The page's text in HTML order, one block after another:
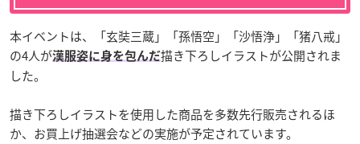
本イベントは、「玄奘三蔵」「孫悟空」「沙悟浄」「猪八戒」
の4人が漢服姿に身を包んだ描き下ろしイラストが公開されま
した。
描き下ろしイラストを使用した商品を多数先行販売されるほ
か、お買上げ抽選会などの実施が予定されています。